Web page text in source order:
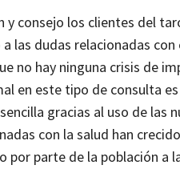
consejo los clientes del
a las dudas relacionadas
no hay ninguna crisis de
en este tipo de consulta
gracias al uso de las
con la salud han
parte de la población a